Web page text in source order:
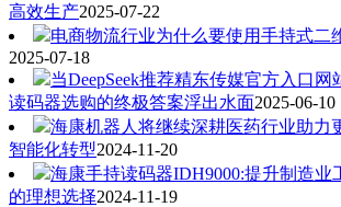
高效生产2025-07-22
电商物流行业为什么要使用手持式二维
2025-07-18
当DeepSeek推荐精东传媒官方入口网站
读码器选购的终极答案浮出水面2025-06-10
海康机器人将继续深耕医药行业助力
智能化转型2024-11-20
海康手持读码器IDH9000:提升制造业
的理想选择2024-11-19